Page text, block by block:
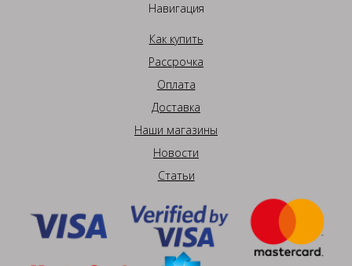
Навигация
Как купить
Рассрочка
Оплата
Доставка
Наши магазины
Новости
Статьи